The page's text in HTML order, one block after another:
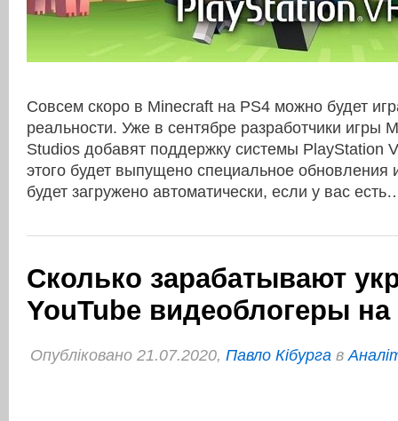
Совсем скоро в Minecraft на PS4 можно будет
реальности. Уже в сентябре разработчики игры
Studios добавят поддержку системы PlayStation
этого будет выпущено специальное
будет загружено автоматически, если у вас
Сколько зарабатывают
YouTube видеоблогеры на
Опубліковано 21.07.2020, Павло Кібурга в